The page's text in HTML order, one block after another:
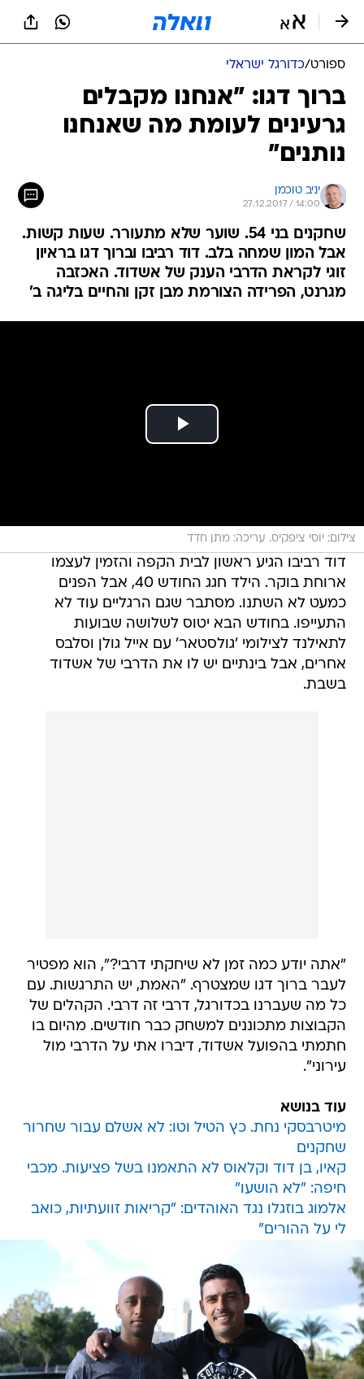
ספורט/כדורגל ישראלי
ברוך דגו: "אנחנו מקבלים
גרעינים לעומת מה שאנחנו
נותנים"
יניב טוכמן
27.12.2017 / 14:00
שחקנים בני 54. שוער שלא מתעורר. שעות קשות.
אבל המון שמחה בלב. דוד רביבו וברוך דגו בראיון
זוגי לקראת הדרבי הענק של אשדוד. האכזבה
מגרנט, הפרידה הצורמת מבן זקן והחיים בליגה ב'
צילום: יוסי ציפקיס. עריכה: מתן חדד
דוד רביבו הגיע ראשון לבית הקפה והזמין לעצמו
ארוחת בוקר. הילד חגג החודש 40, אבל הפנים
כמעט לא השתנו. מסתבר שגם הרגליים עוד לא
התעייפו. בחודש הבא יטוס לשלושה שבועות
לתאילנד לצילומי 'גולסטאר' עם אייל גולן וסלבס
אחרים, אבל בינתיים יש לו את הדרבי של אשדוד
בשבת.
"אתה יודע כמה זמן לא שיחקתי דרבי?", הוא מפטיר
לעבר ברוך דגו שמצטרף. "האמת, יש התרגשות. עם
כל מה שעברנו בכדורגל, דרבי זה דרבי. הקהלים של
הקבוצות מתכוננים למשחק כבר חודשים. מהיום בו
חתמתי בהפועל אשדוד, דיברו אתי על הדרבי מול
עירוני".
עוד בנושא
מיטרבסקי נחת. כץ הטיל וטו: לא אשלם עבור שחרור
שחקנים
קאיו, בן דוד וקלאוס לא התאמנו בשל פציעות. מכבי
חיפה: "לא הושעו"
אלמוג בוזגלו נגד האוהדים: "קריאות זוועתיות, כואב
לי על ההורים"